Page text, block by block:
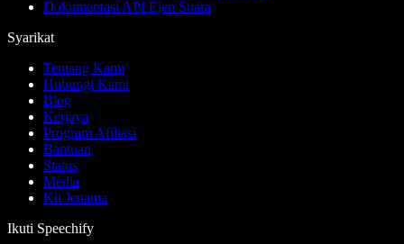
Dokumentasi API Ejen Suara
Syarikat
Tentang Kami
Hubungi Kami
Blog
Kerjaya
Program Afiliasi
Bantuan
Status
Media
Kit Jenama
Ikuti Speechify